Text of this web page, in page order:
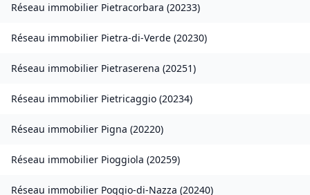
Réseau immobilier Pietracorbara (20233)
Réseau immobilier Pietra-di-Verde (20230)
Réseau immobilier Pietraserena (20251)
Réseau immobilier Pietricaggio (20234)
Réseau immobilier Pigna (20220)
Réseau immobilier Pioggiola (20259)
Réseau immobilier Poggio-di-Nazza (20240)